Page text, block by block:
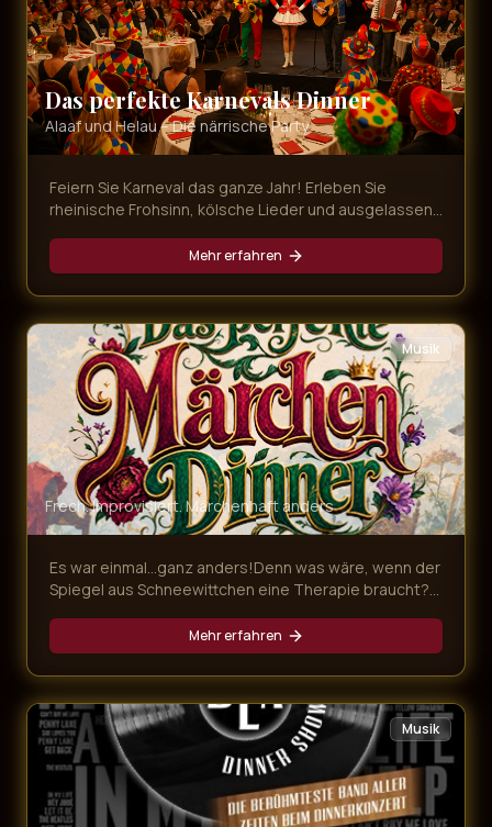
Das perfekte Karnevals Dinner
Alaaf und Helau – Die närrische Party
Feiern Sie Karneval das ganze Jahr! Erleben Sie
rheinische Frohsinn, kölsche Lieder und ausgelassene
mit leckerem Menü.Mehr erfahren
Musik
Frech. Improvisiert. Märchenhaft anders
Es war einmal…ganz anders!Denn was wäre, wenn der
Spiegel aus Schneewittchen eine Therapie braucht?
geraten drei berühmte Grimms-Geschichten gewaltig
ins Wanken. Dr. Rumpelstilzchen behandelt
sprechende Spiegel, das „tapfere“ Schneiderlein ist
ein Hasenfuß und die Gäste schlüpfen in zahllose,
märchenhafte Rollen. Das Ensemble sorgt mit Witz,
Improvisation und Mitmach-Charme für ein Erdbeben
des Zwerchfells – und ein Erlebnis jenseits von „es
war einmal…“!
Mehr erfahren
Musik